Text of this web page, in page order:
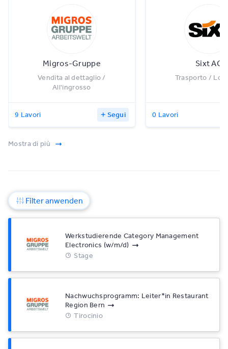
Migros-Gruppe
Vendita al dettaglio /
All'ingrosso
9 Lavori Segui
Sixt AG
Trasporto /
0 Lavori
Mostra di più
Filter anwenden
Werkstudierende Category Management
Electronics (w/​m/​d)
Stage
Nachwuchsprogramm: Leiter*​in Restaurant
Region Bern
Tirocinio